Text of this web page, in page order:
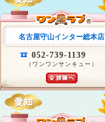
名古屋守山インター総本店
052-739-1139
（ワンワンサンキュー）